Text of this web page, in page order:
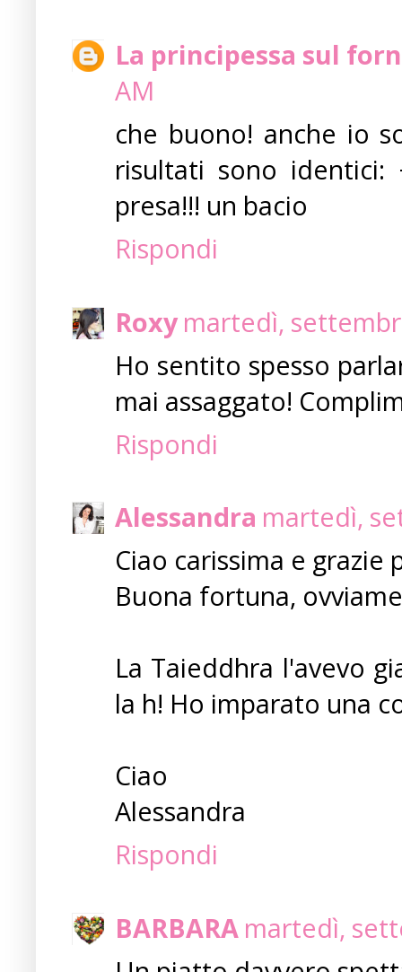
La principessa sul
AM
che buono! anche io
risultati sono
presa!!! un bacio
Rispondi
Roxy martedì,
Ho sentito spesso
mai assaggato!
Rispondi
Alessandra martedì,
Ciao carissima e
Buona fortuna,
La Taieddhra l'avevo
la h! Ho imparato una
Ciao
Alessandra
Rispondi
BARBARA martedì,